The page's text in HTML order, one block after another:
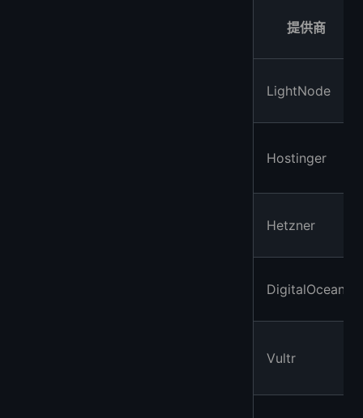
提供商
LightNode
Hostinger
Hetzner
DigitalOcean
Vultr